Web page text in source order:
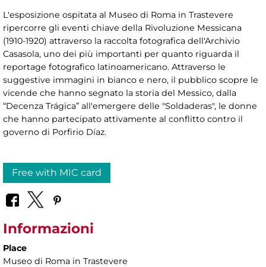
L'esposizione ospitata al Museo di Roma in Trastevere
ripercorre gli eventi chiave della Rivoluzione Messicana
(1910-1920) attraverso la raccolta fotografica dell'Archivio
Casasola, uno dei più importanti per quanto riguarda il
reportage fotografico latinoamericano. Attraverso le
suggestive immagini in bianco e nero, il pubblico scopre le
vicende che hanno segnato la storia del Messico, dalla
“Decenza Trágica” all'emergere delle "Soldaderas", le donne
che hanno partecipato attivamente al conflitto contro il
governo di Porfirio Díaz.
Free with MIC card
Informazioni
Place
Museo di Roma in Trastevere